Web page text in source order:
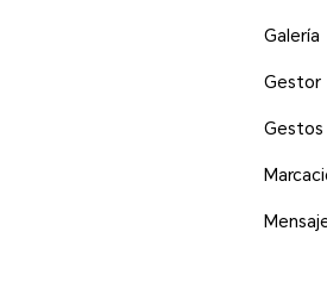
Galería
Gestor
Gestos